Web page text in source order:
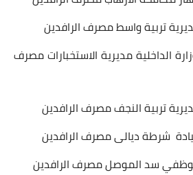
تربية واسط مصرف الرافدين
الداخلية مديرية الاستخبارات مصرف
تربية النجف مصرف الرافدين
شرطة ديالى مصرف الرافدين
سد الموصل مصرف الرافدين